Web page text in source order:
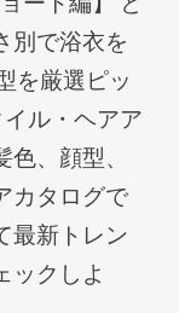
別で浴衣を
を厳選ピッ
ル・ヘアア
、顔型、
カタログで
最新トレン
ックしよ